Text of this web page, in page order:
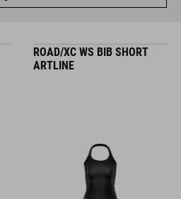
ROAD/XC WS BIB SHORT
ARTLINE